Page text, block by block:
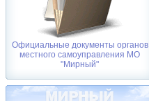
Официальные документы органов
местного самоуправления МО
"Мирный"